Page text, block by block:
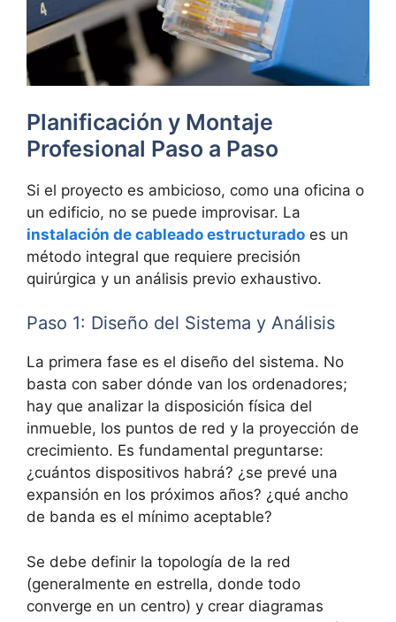
Planificación y Montaje
Profesional Paso a Paso
Si el proyecto es ambicioso, como una oficina o
un edificio, no se puede improvisar. La
instalación de cableado estructurado es un
método integral que requiere precisión
quirúrgica y un análisis previo exhaustivo.
Paso 1: Diseño del Sistema y Análisis
La primera fase es el diseño del sistema. No
basta con saber dónde van los ordenadores;
hay que analizar la disposición física del
inmueble, los puntos de red y la proyección de
crecimiento. Es fundamental preguntarse:
¿cuántos dispositivos habrá? ¿se prevé una
expansión en los próximos años? ¿qué ancho
de banda es el mínimo aceptable?
Se debe definir la topología de la red
(generalmente en estrella, donde todo
converge en un centro) y crear diagramas